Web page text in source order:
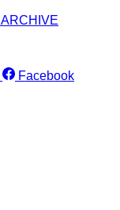
ARCHIVE
Facebook